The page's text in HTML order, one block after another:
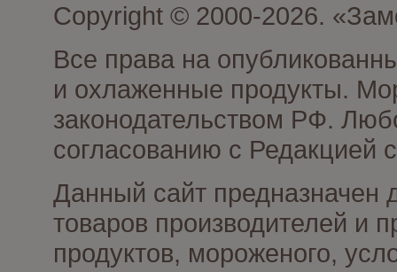
Copyright © 2000-2026.
Все права на
и охлаженные продукты.
законодательством РФ.
согласованию с Редакцией
Данный сайт предназначен
товаров производителей и
продуктов, мороженого,